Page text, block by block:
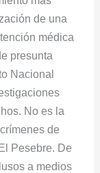
de una
médica
presunta
Nacional
No es la
de
Pesebre. De
a medios